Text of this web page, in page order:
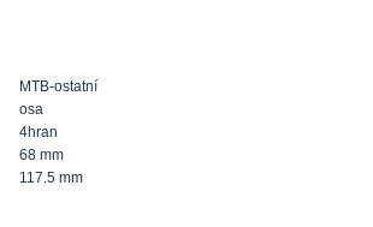
MTB-ostatní
osa
4hran
68 mm
117.5 mm